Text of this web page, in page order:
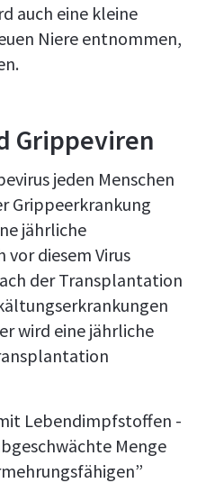
auch eine kleine
Niere entnommen,
Grippeviren
jeden Menschen
Grippeerkrankung
jährliche
diesem Virus
der Transplantation
wird eine jährliche
Lebendimpfstoffen -
Menge